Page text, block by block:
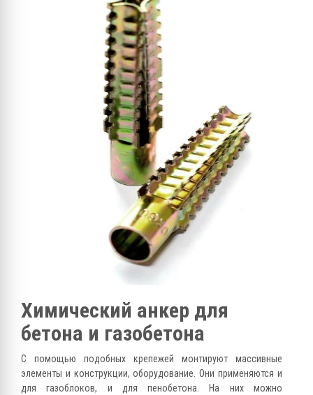
Химический анкер для
бетона и газобетона
С помощью подобных крепежей монтируют массивные
элементы и конструкции, оборудование. Они применяются и
для газоблоков, и для пенобетона. На них можно